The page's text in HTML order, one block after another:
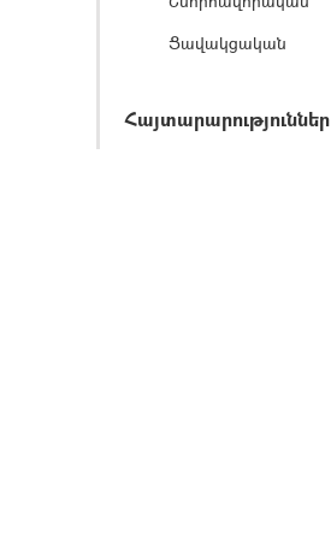
Ցավակցական
Հայտարարություններ